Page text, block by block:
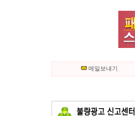
메일보내기